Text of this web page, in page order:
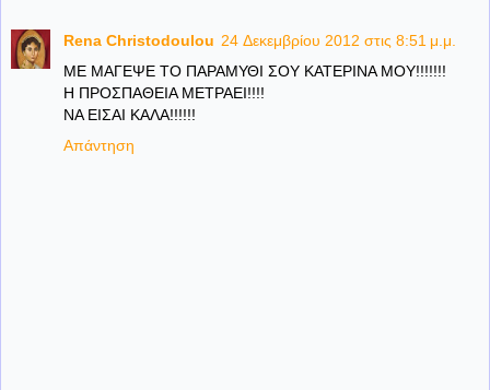
Rena Christodoulou 24 Δεκεμβρίου 2012 στις 8:51 μ.μ.
ΜΕ ΜΑΓΕΨΕ ΤΟ ΠΑΡΑΜΥΘΙ ΣΟΥ ΚΑΤΕΡΙΝΑ ΜΟΥ!!!!!!!
Η ΠΡΟΣΠΑΘΕΙΑ ΜΕΤΡΑΕΙ!!!!
ΝΑ ΕΙΣΑΙ ΚΑΛΑ!!!!!!
Απάντηση